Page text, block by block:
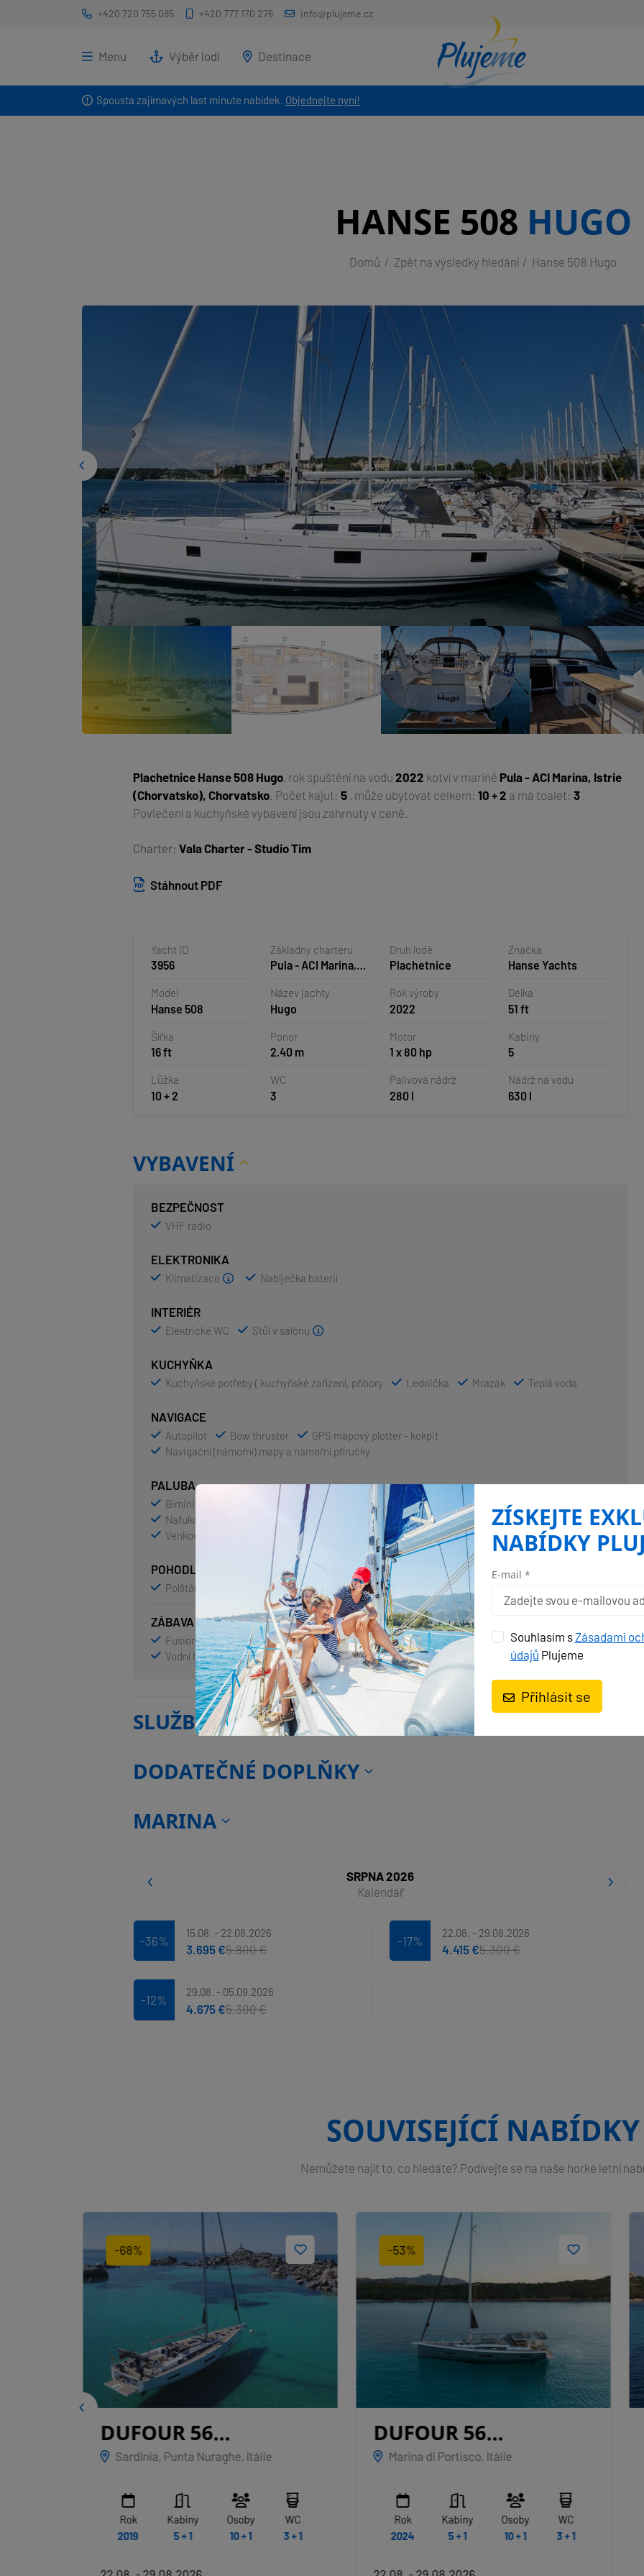
Spousta zajímavých last minute nabídek. Objednejte nyní!
+420 720 755 085 +420 777 170 276 info@plujeme.cz
Menu Výběr lodí Destinace
HANSE 508 HUGO
Domů Zpět na výsledky hledání Hanse 508 Hugo
Plachetnice Hanse 508 Hugo, rok spuštění na vodu2022 kotví v marině Pula - ACI Marina, Istrie
(Chorvatsko), Chorvatsko . Počet kajut:5 , může ubytovat celkem:10 + 2 a má toalet:3
Povlečení a kuchyňské vybavení jsou zahrnuty v ceně.
Charter: Vala Charter - Studio Tim
Stáhnout PDF
Yacht ID
3956
Základny charteru
Pula - ACI Marina,
Druh lodě
Plachetnice
Značka
Hanse Yachts
Model
Hanse 508
Název jachty
Hugo
Rok výroby
2022
Délka
51 ft
Šířka
16 ft
Ponor
2.40 m
Motor
1 x 80 hp
Kabiny
5
Lůžka
10 + 2
WC
3
Palivová nádrž
280 l
Nádrž na vodu
630 l
VYBAVENÍ
BEZPEČNOST
VHF rádio
ELEKTRONIKA
Klimatizace Nabíječka baterií
INTERIÉR
Elektrické WC Stůl v salónu
KUCHYŇKA
Kuchyňské potřeby ( kuchyňské zařízení, příbory Lednička Mrazák Teplá voda
NAVIGACE
Autopilot Bow thruster
GPS mapový plotter - kokpit
Navigační (námořní) mapy a námořní příručky
PALUBA
Bimini Elektrický kotevní vrátek Grill/Barbecue/Plancha
Koupací platforma
Nafukovací člun
Sprayhood Stoleček v kokpitě
Týkový kokpit
Venkovní sprcha na zádi
POHODLÍ
Polštáře do kokpitu
ZÁBAVA
Fusion radio LCD TV Venkovní reproduktory
Vnitřní reproduktory
Vodní bar
SLUŽBY
DODATEČNÉ DOPLŇKY
MARINA
SRPNA 2026
Kalendář
-36%
15.08. - 22.08.2026
3.695 €5.800 €
-17%
22.08. - 29.08.2026
4.415 €5.300 €
-12%
29.08. - 05.09.2026
4.675 €5.300 €
SOUVISEJÍCÍ NABÍDKY
Nemůžete najít to, co hledáte? Podívejte se na naše horké letní
-68%
DUFOUR 56
EXCLUSIVE
Sardinia, Punta Nuraghe, Itálie
Rok
2019
Kabiny
5 + 1
Osoby
10 + 1
WC
3 + 1
-53%
DUFOUR 56
EXCLUSIVE ALBUS
Marina di Portisco, Itálie
Rok
2024
Kabiny
5 + 1
Osoby
10 + 1
WC
3 + 1
ZÍSKEJTE
NABÍDKY
E-mail *
Souhlasím sZásadami
údajů Plujeme
Přihlásit se